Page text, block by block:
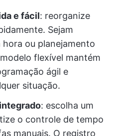
e fácil: reorganize
Sejam
ou planejamento
flexível mantém
ágil e
situação.
: escolha um
o controle de tempo
manuais. O registro